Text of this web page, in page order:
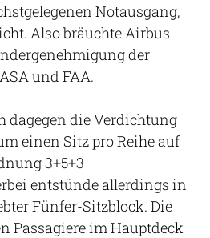
Notausgang,
Also bräuchte Airbus
der
und FAA.
dagegen die Verdichtung
einen Sitz pro Reihe auf
3+5+3
entstünde allerdings in
Fünfer-Sitzblock. Die
Passagiere im Hauptdeck